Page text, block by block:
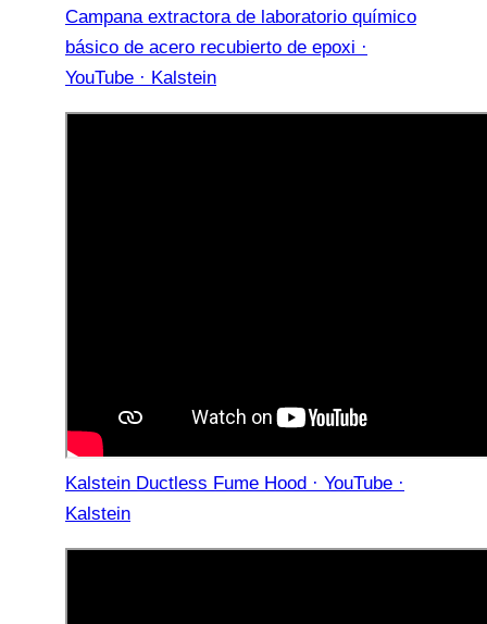
Campana extractora de laboratorio químico
básico de acero recubierto de epoxi ·
YouTube · Kalstein
Kalstein Ductless Fume Hood · YouTube ·
Kalstein